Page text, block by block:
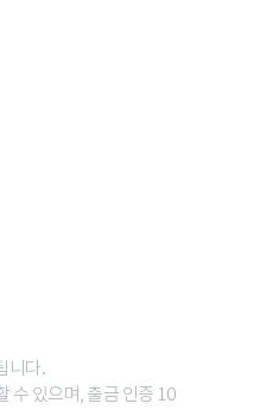
니다.
수 있으며, 출금 인증 10